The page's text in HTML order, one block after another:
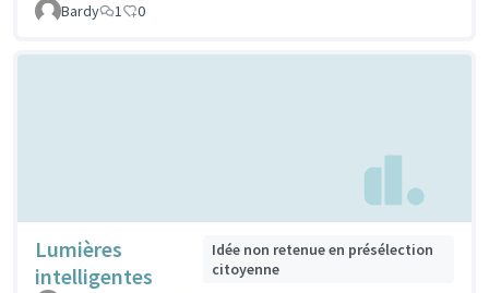
Bardy
1 0
Lumières
intelligentes
Idée non retenue en présélection
citoyenne